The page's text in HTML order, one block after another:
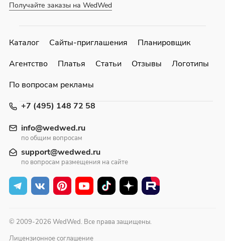
Получайте заказы на WedWed
+7 (495) 148 72 58
info@wedwed.ru
по общим вопросам
support@wedwed.ru
по вопросам размещения на сайте
Каталог Сайты-приглашения
Планировщик
Агентство
Платья Статьи Отзывы
Логотипы
По вопросам рекламы
© 2009-2026 WedWed. Все права защищены.
Лицензионное соглашение